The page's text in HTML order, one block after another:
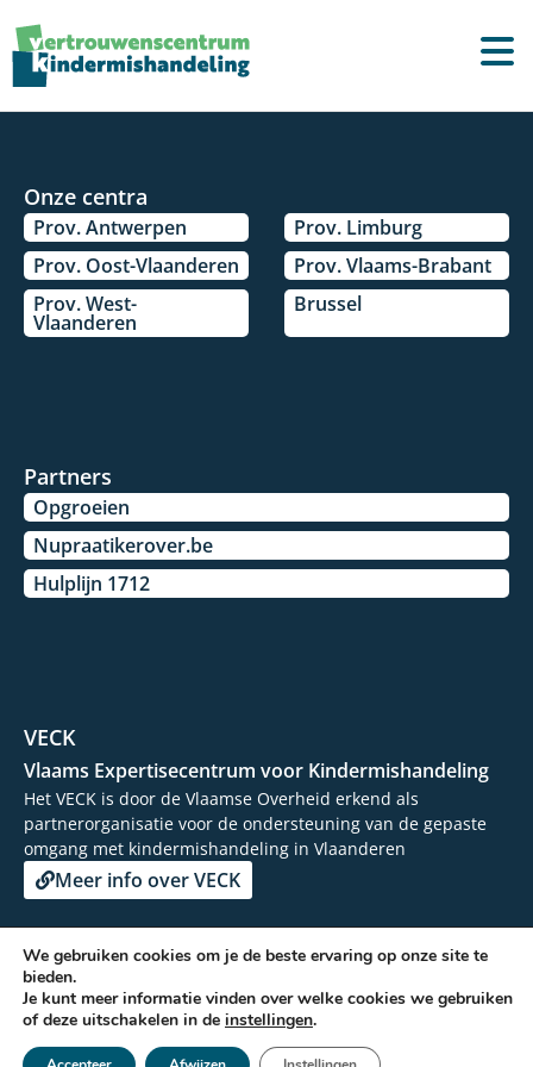
Onze centra
Prov. Antwerpen
Prov. Limburg
Prov. Oost-Vlaanderen
Prov. Vlaams-Brabant
Prov. West-
Vlaanderen
Brussel
Partners
Opgroeien
Nupraatikerover.be
Hulplijn 1712
VECK
Vlaams Expertisecentrum voor Kindermishandeling
Het VECK is door de Vlaamse Overheid erkend als
partnerorganisatie voor de ondersteuning van de gepaste
omgang met kindermishandeling in Vlaanderen
Meer info over VECK
© 2026 - Vertrouwenscentrum Kindermishandeling
Facebook
We gebruiken cookies om je de beste ervaring op onze site te
bieden.
Je kunt meer informatie vinden over welke cookies we gebruiken
of deze uitschakelen in de instellingen.